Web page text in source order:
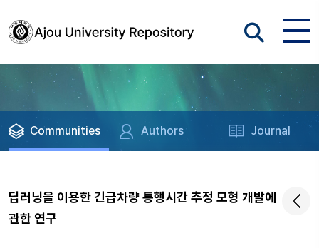
Communities Authors Journal
딥러닝을 이용한 긴급차량 통행시간 추정 모형 개발에
관한 연구